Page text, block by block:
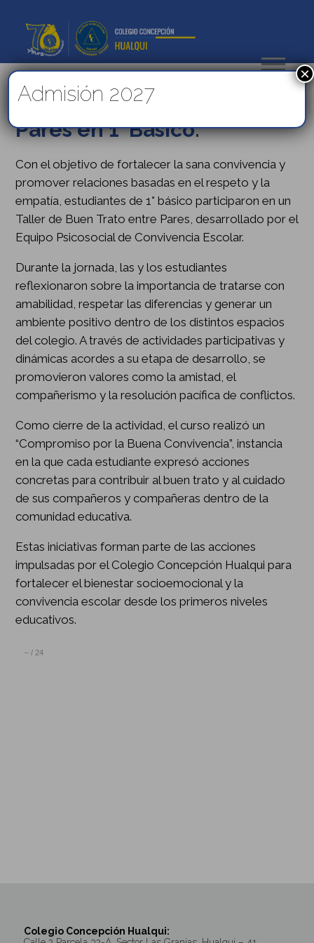
Taller de Buen Trato entre
Pares en 1° Básico:
Con el objetivo de fortalecer la sana convivencia y
promover relaciones basadas en el respeto y la
empatía, estudiantes de 1° básico participaron en un
Taller de Buen Trato entre Pares, desarrollado por el
Equipo Psicosocial de Convivencia Escolar.
Durante la jornada, las y los estudiantes
reflexionaron sobre la importancia de tratarse con
amabilidad, respetar las diferencias y generar un
ambiente positivo dentro de los distintos espacios
del colegio. A través de actividades participativas y
dinámicas acordes a su etapa de desarrollo, se
promovieron valores como la amistad, el
compañerismo y la resolución pacífica de conflictos.
Como cierre de la actividad, el curso realizó un
“Compromiso por la Buena Convivencia”, instancia
en la que cada estudiante expresó acciones
concretas para contribuir al buen trato y al cuidado
de sus compañeros y compañeras dentro de la
comunidad educativa.
Estas iniciativas forman parte de las acciones
impulsadas por el Colegio Concepción Hualqui para
fortalecer el bienestar socioemocional y la
convivencia escolar desde los primeros niveles
educativos.
– / 24
Colegio Concepción Hualqui:
Admisión 2027
×